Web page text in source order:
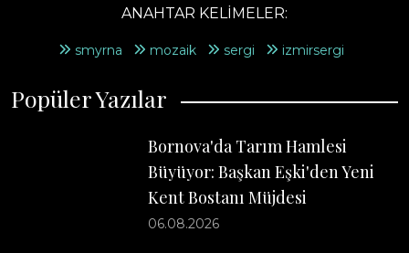
ANAHTAR KELİMELER:
smyrna mozaik sergi izmirsergi
Popüler Yazılar
Bornova'da Tarım Hamlesi
Büyüyor: Başkan Eşki'den Yeni
Kent Bostanı Müjdesi
06.08.2026